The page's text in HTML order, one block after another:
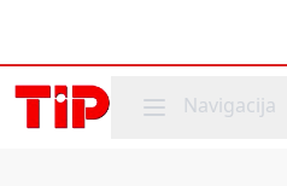
Mobile menu
Navigacija